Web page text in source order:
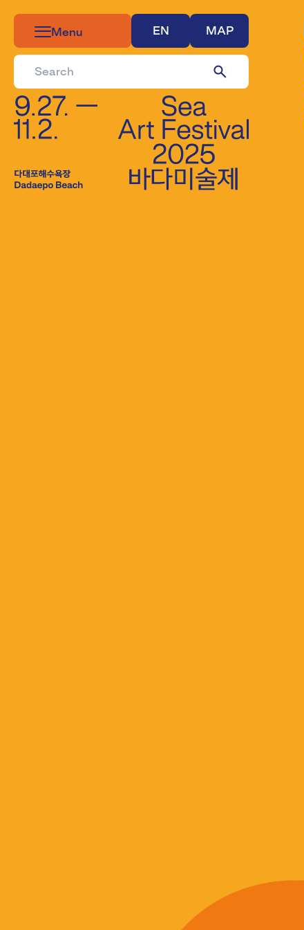
Menu EN MAP